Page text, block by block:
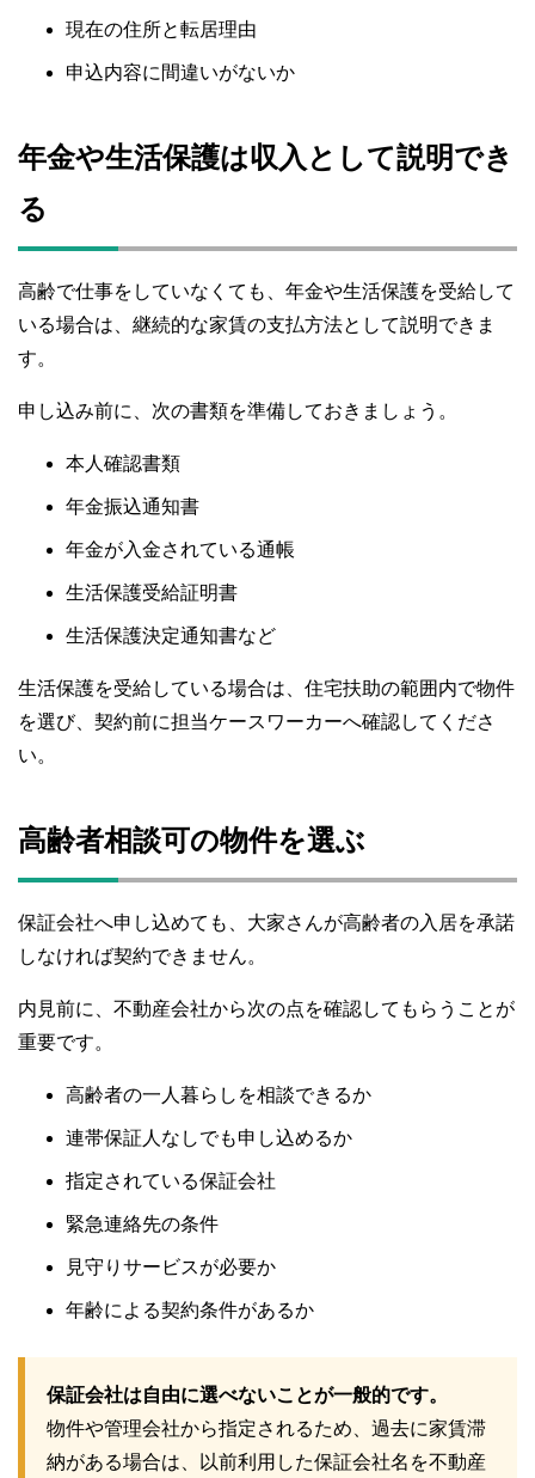
現在の住所と転居理由
申込内容に間違いがないか
年金や生活保護は収入として説明でき
る
高齢で仕事をしていなくても、年金や生活保護を受給して
いる場合は、継続的な家賃の支払方法として説明できま
す。
申し込み前に、次の書類を準備しておきましょう。
本人確認書類
年金振込通知書
年金が入金されている通帳
生活保護受給証明書
生活保護決定通知書など
生活保護を受給している場合は、住宅扶助の範囲内で物件
を選び、契約前に担当ケースワーカーへ確認してくださ
い。
高齢者相談可の物件を選ぶ
保証会社へ申し込めても、大家さんが高齢者の入居を承諾
しなければ契約できません。
内見前に、不動産会社から次の点を確認してもらうことが
重要です。
高齢者の一人暮らしを相談できるか
連帯保証人なしでも申し込めるか
指定されている保証会社
緊急連絡先の条件
見守りサービスが必要か
年齢による契約条件があるか
保証会社は自由に選べないことが一般的です。
物件や管理会社から指定されるため、過去に家賃滞
納がある場合は、以前利用した保証会社名を不動産